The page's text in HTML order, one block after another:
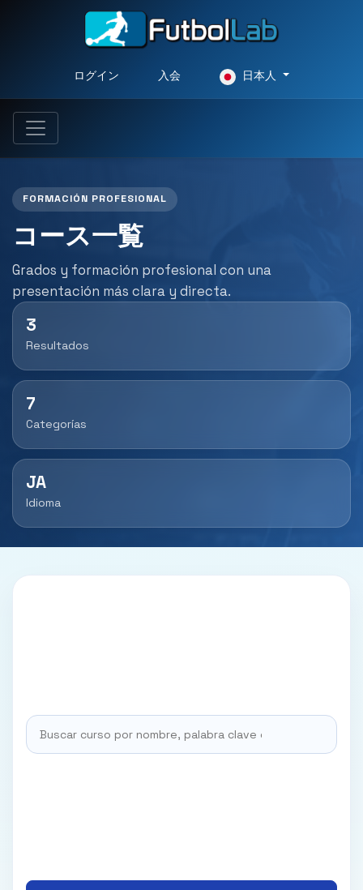
ログイン 入会 日本人
FORMACIÓN PROFESIONAL
コース一覧
Grados y formación profesional con una
presentación más clara y directa.
3
Resultados
7
Categorías
JA
Idioma